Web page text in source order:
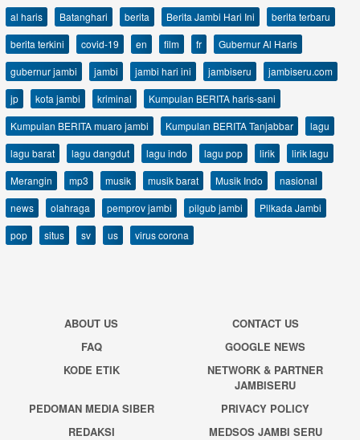
al haris Batanghari berita Berita Jambi Hari Ini
berita terbaru
berita terkini
covid-19 en film fr
Gubernur Al Haris
gubernur jambi
jambi jambi hari ini jambiseru
jambiseru.com
jp
kota jambi kriminal
Kumpulan BERITA haris-sani
Kumpulan BERITA muaro jambi
Kumpulan BERITA Tanjabbar
lagu
lagu barat
lagu dangdut lagu indo lagu pop lirik
lirik lagu
Merangin
mp3 musik musik barat Musik Indo
nasional
news
olahraga pemprov jambi pilgub jambi
Pilkada Jambi
pop
situs sv us virus corona
ABOUT US
CONTACT US
FAQ
GOOGLE NEWS
KODE ETIK
NETWORK & PARTNER
JAMBISERU
PEDOMAN MEDIA SIBER
PRIVACY POLICY
REDAKSI
MEDSOS JAMBI SERU